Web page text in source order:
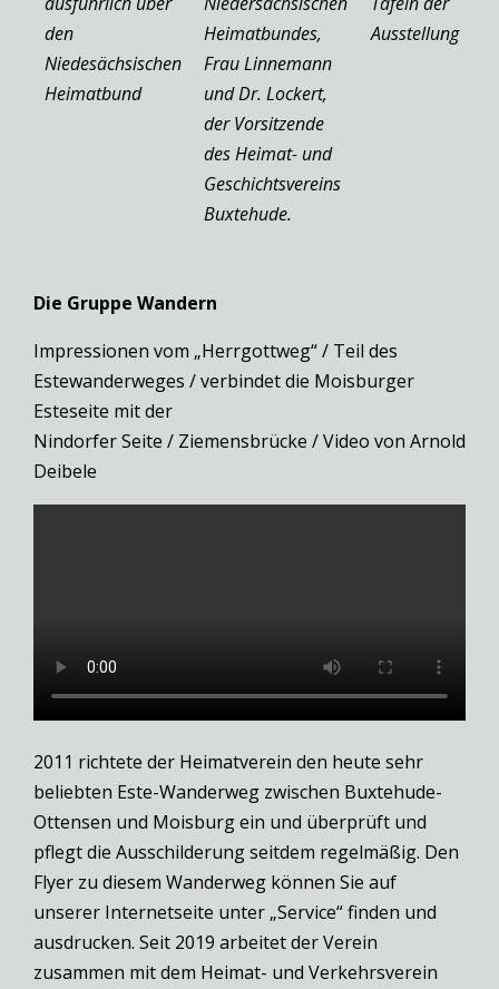
den
Niedesächsischen
Heimatbund
Heimatbundes,
Frau Linnemann
und Dr. Lockert,
der Vorsitzende
des Heimat- und
Geschichtsvereins
Buxtehude.
Ausstellung
Die Gruppe Wandern
Impressionen vom „Herrgottweg“ / Teil des
Estewanderweges / verbindet die Moisburger
Esteseite mit der
Nindorfer Seite / Ziemensbrücke / Video von Arnold
Deibele
2011 richtete der Heimatverein den heute sehr
beliebten Este-Wanderweg zwischen Buxtehude-
Ottensen und Moisburg ein und überprüft und
pflegt die Ausschilderung seitdem regelmäßig. Den
Flyer zu diesem Wanderweg können Sie auf
unserer Internetseite unter „Service“ finden und
ausdrucken. Seit 2019 arbeitet der Verein
zusammen mit dem Heimat- und Verkehrsverein